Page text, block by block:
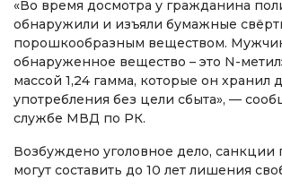
«Во время досмотра у гражданина
обнаружили и изъяли бумажные
порошкообразным веществом.
обнаруженное вещество – это N-
массой 1,24 гамма, которые он хранил
употребления без цели сбыта», —
службе МВД по РК.
Возбуждено уголовное дело, санкции
могут составить до 10 лет лишения